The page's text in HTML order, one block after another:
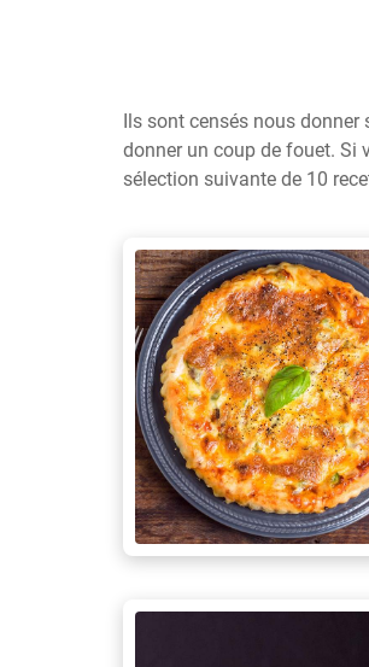
Ils sont censés nous
donner un coup de fouet. Si
sélection suivante de 10